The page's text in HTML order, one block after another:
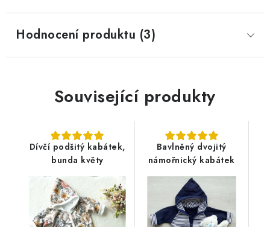
Hodnocení produktu (3)
Související produkty
Dívčí podšitý kabátek,
bunda květy
Bavlněný dvojitý
námořnický kabátek